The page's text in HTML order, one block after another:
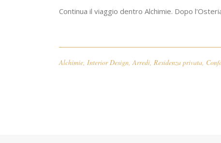
Continua il viaggio dentro Alchimie. Dopo
Alchimie, Interior Design,Arredi, Residenza privata,